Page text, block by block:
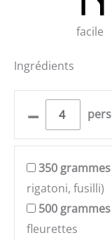
facile
Ingrédients
–
350 grammes
rigatoni, fusilli)
500 grammes
fleurettes